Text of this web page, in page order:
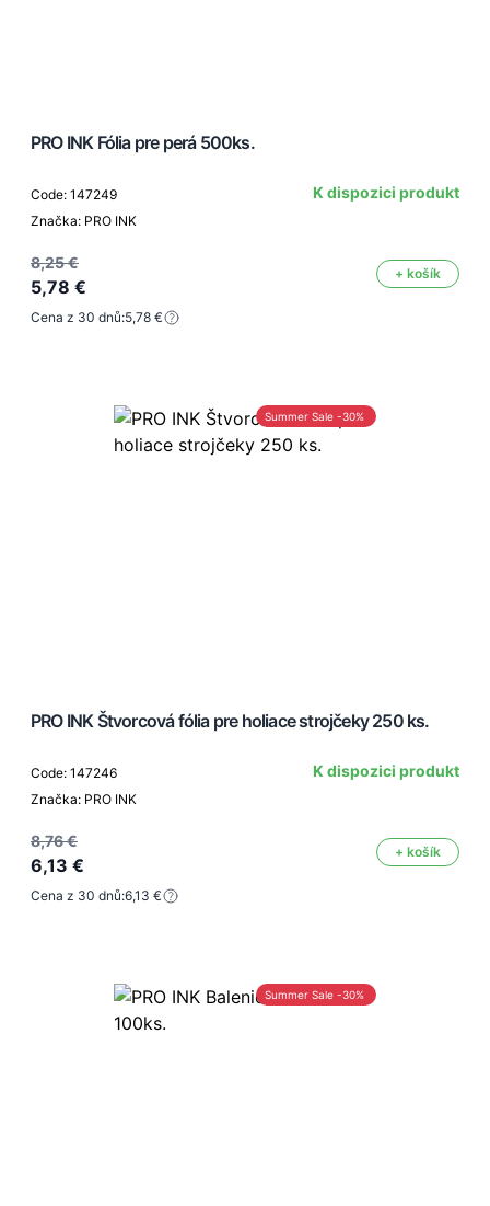
PRO INK Fólia pre perá 500ks.
Code: 147249
Značka: PRO INK
K dispozici produkt
8,25 €
5,78 €
+ košík
Cena z 30 dnů:5,78 €
Summer Sale -30%
PRO INK Štvorcová fólia pre holiace strojčeky 250 ks.
Code: 147246
Značka: PRO INK
K dispozici produkt
8,76 €
6,13 €
+ košík
Cena z 30 dnů:6,13 €
Summer Sale -30%